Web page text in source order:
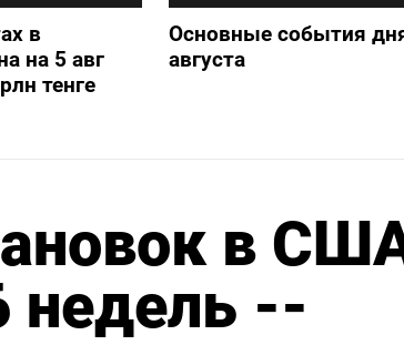
в
на 5 авг
тенге
Основные события
августа
в
недель --